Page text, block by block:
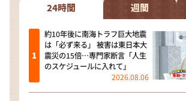
本日はダイアンなり！シーズン２
朝だ！生です旅サラダ
教えて！ニュースライブ 正義のミカタ
ＬＩＦＥ～夢のカタチ～
新婚さんいらっしゃい！
24時間 週間
約10年後に南海トラフ巨大地震
は「必ず来る」 被害は東日本大
震災の15倍…専門家断言「人生
のスケジュールに入れて」
2026.08.06